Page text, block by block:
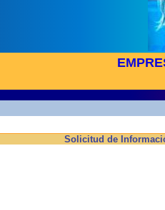
Solicitud de